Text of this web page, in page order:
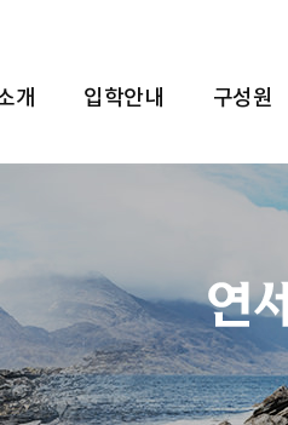
개 입학안내 구성원